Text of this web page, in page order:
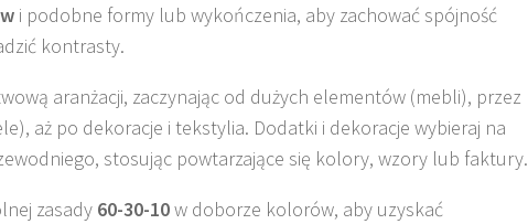
i podobne formy lub wykończenia, aby zachować spójność
kontrasty.
aranżacji, zaczynając od dużych elementów (mebli), przez
aż po dekoracje i tekstylia. Dodatki i dekoracje wybieraj na
stosując powtarzające się kolory, wzory lub faktury.
zasady 60-30-10w doborze kolorów, aby uzyskać